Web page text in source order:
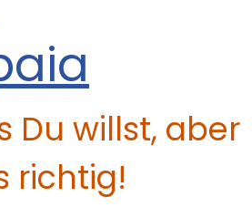
Du willst, aber
richtig!